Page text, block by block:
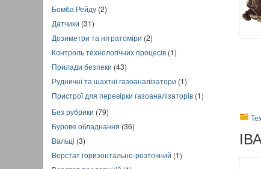
Бомба Рейду (2)
Датчики (31)
Дозиметри та нітратоміри (2)
Контроль технологічних процесів (1)
Прилади безпеки (43)
Рудничні та шахтні газоаналізатори (1)
Пристрої для перевірки газоаналізаторів (1)
Без рубрики (79)
Бурове обладнання (36)
Вальці (3)
Верстат горизонтально-розточний (1)